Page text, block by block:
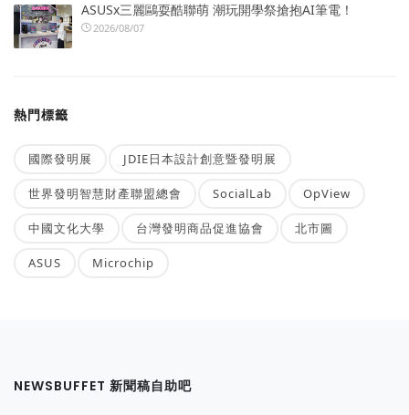
ASUSx三麗鷗耍酷聯萌 潮玩開學祭搶抱AI筆電！
2026/08/07
熱門標籤
國際發明展 JDIE日本設計創意暨發明展
世界發明智慧財產聯盟總會 SocialLab OpView
中國文化大學 台灣發明商品促進協會 北市圖
ASUS Microchip
NEWSBUFFET 新聞稿自助吧